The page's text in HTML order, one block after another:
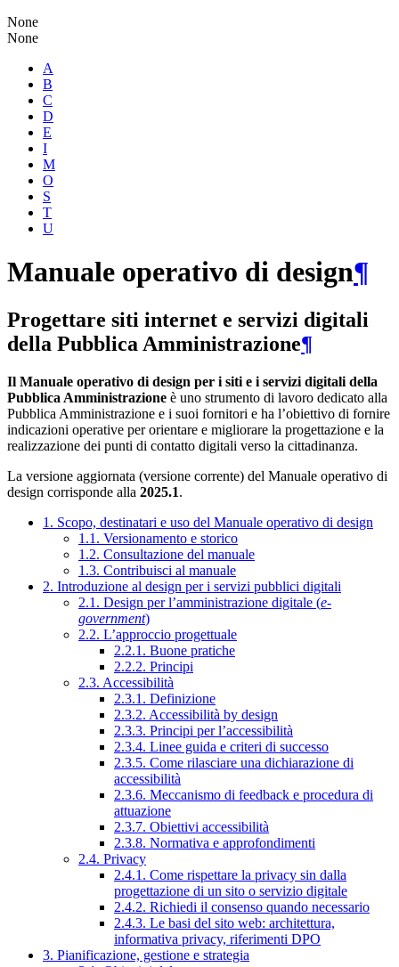
None
None
A
B
C
D
E
I
M
O
S
T
U
Manuale operativo di design¶
Progettare siti internet e servizi digitali
della Pubblica Amministrazione¶
Il Manuale operativo di design per i siti e i servizi digitali della
Pubblica Amministrazione è uno strumento di lavoro dedicato alla
Pubblica Amministrazione e i suoi fornitori e ha l’obiettivo di fornire
indicazioni operative per orientare e migliorare la progettazione e la
realizzazione dei punti di contatto digitali verso la cittadinanza.
La versione aggiornata (versione corrente) del Manuale operativo di
design corrisponde alla 2025.1.
1. Scopo, destinatari e uso del Manuale operativo di design
1.1. Versionamento e storico
1.2. Consultazione del manuale
1.3. Contribuisci al manuale
2. Introduzione al design per i servizi pubblici digitali
2.1. Design per l’amministrazione digitale (e-
government)
2.2. L’approccio progettuale
2.2.1. Buone pratiche
2.2.2. Principi
2.3. Accessibilità
2.3.1. Definizione
2.3.2. Accessibilità by design
2.3.3. Principi per l’accessibilità
2.3.4. Linee guida e criteri di successo
2.3.5. Come rilasciare una dichiarazione di
accessibilità
2.3.6. Meccanismo di feedback e procedura di
attuazione
2.3.7. Obiettivi accessibilità
2.3.8. Normativa e approfondimenti
2.4. Privacy
2.4.1. Come rispettare la privacy sin dalla
progettazione di un sito o servizio digitale
2.4.2. Richiedi il consenso quando necessario
2.4.3. Le basi del sito web: architettura,
informativa privacy, riferimenti DPO
3. Pianificazione, gestione e strategia